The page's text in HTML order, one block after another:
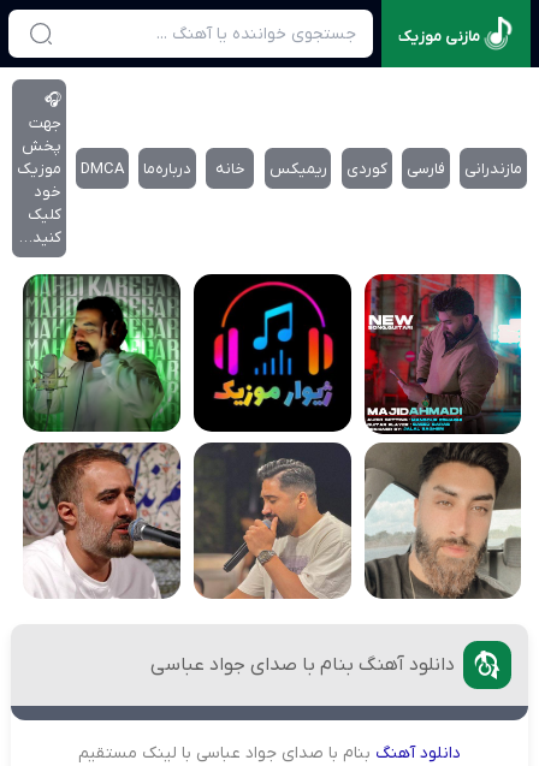
مازنی موزیک
مازندرانی فارسی کوردی ریمیکس خانه درباره‌‌ما DMCA
🎧
جهت
پخش
موزیک
خود
کلیک
کنید…
دانلود آهنگ بنام با صدای جواد عباسی
دانلودآهنگ بنام با صدای جواد عباسی با لینک مستقیم